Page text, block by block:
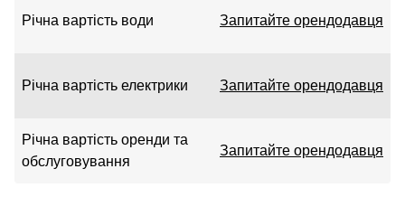
Річна вартість води Запитайте орендодавця
Річна вартість електрики Запитайте орендодавця
Річна вартість оренди та
обслуговування
Запитайте орендодавця